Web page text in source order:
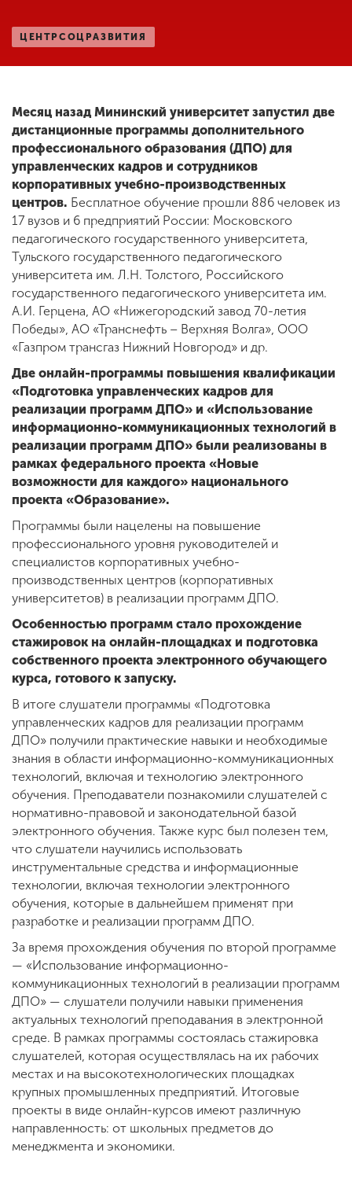
Студенческая жизнь
образовательной
организации
ENG SPN CHI
Приемная
комиссия
+7 (831) 262-26-20
ЦЕНТРСОЦРАЗВИТИЯ
Месяц назад Мининский университет запустил две
дистанционные программы дополнительного
профессионального образования (ДПО) для
управленческих кадров и сотрудников
корпоративных учебно-производственных
центров. Бесплатное обучение прошли 886 человек из
17 вузов и 6 предприятий России: Московского
педагогического государственного университета,
Тульского государственного педагогического
университета им. Л.Н. Толстого, Российского
государственного педагогического университета им.
А.И. Герцена, АО «Нижегородский завод 70-летия
Победы», АО «Транснефть – Верхняя Волга», ООО
«Газпром трансгаз Нижний Новгород» и др.
Две онлайн-программы повышения квалификации
«Подготовка управленческих кадров для
реализации программ ДПО» и «Использование
информационно-коммуникационных технологий в
реализации программ ДПО» были реализованы в
рамках федерального проекта «Новые
возможности для каждого» национального
проекта «Образование».
Программы были нацелены на повышение
профессионального уровня руководителей и
специалистов корпоративных учебно-
производственных центров (корпоративных
университетов) в реализации программ ДПО.
Особенностью программ стало прохождение
стажировок на онлайн-площадках и подготовка
собственного проекта электронного обучающего
курса, готового к запуску.
В итоге слушатели программы «Подготовка
управленческих кадров для реализации программ
ДПО» получили практические навыки и необходимые
знания в области информационно-коммуникационных
технологий, включая и технологию электронного
обучения. Преподаватели познакомили слушателей с
нормативно-правовой и законодательной базой
электронного обучения. Также курс был полезен тем,
что слушатели научились использовать
инструментальные средства и информационные
технологии, включая технологии электронного
обучения, которые в дальнейшем применят при
разработке и реализации программ ДПО.
За время прохождения обучения по второй программе
— «Использование информационно-
коммуникационных технологий в реализации программ
ДПО» — слушатели получили навыки применения
актуальных технологий преподавания в электронной
среде. В рамках программы состоялась стажировка
слушателей, которая осуществлялась на их рабочих
местах и на высокотехнологических площадках
крупных промышленных предприятий. Итоговые
проекты в виде онлайн-курсов имеют различную
направленность: от школьных предметов до
менеджмента и экономики.